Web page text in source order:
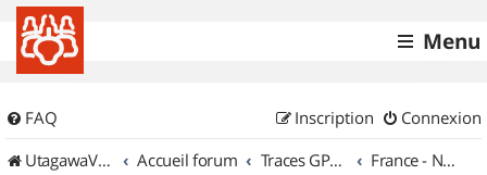
Menu
FAQ Connexion
Inscription
UtagawaVTT (Randos VTT et VTTAE avec traces GPS)
Accueil forum Traces GPS de randos VTT France - Nord Ouest